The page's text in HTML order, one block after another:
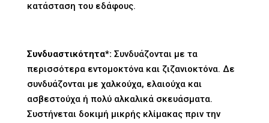
κατάσταση του εδάφους.
Συνδυαστικότητα*: Συνδυάζονται με τα
περισσότερα εντομοκτόνα και ζιζανιοκτόνα. Δε
συνδυάζονται με χαλκούχα, ελαιούχα και
ασβεστούχα ή πολύ αλκαλικά σκευάσματα.
Συστήνεται δοκιμή μικρής κλίμακας πριν την